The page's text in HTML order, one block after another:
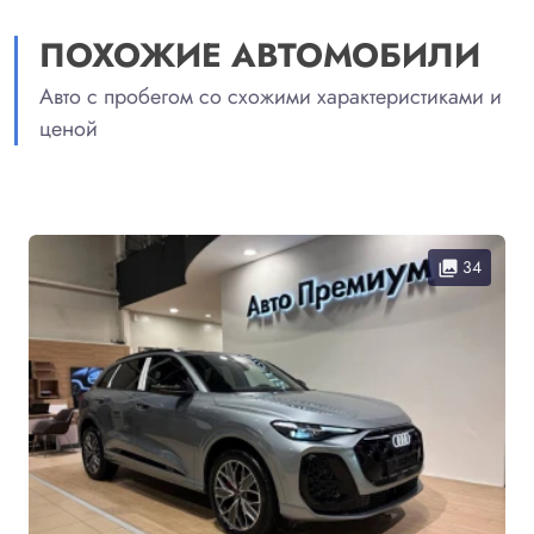
ПОХОЖИЕ АВТОМОБИЛИ
Авто с пробегом со схожими характеристиками и
ценой
collections 34